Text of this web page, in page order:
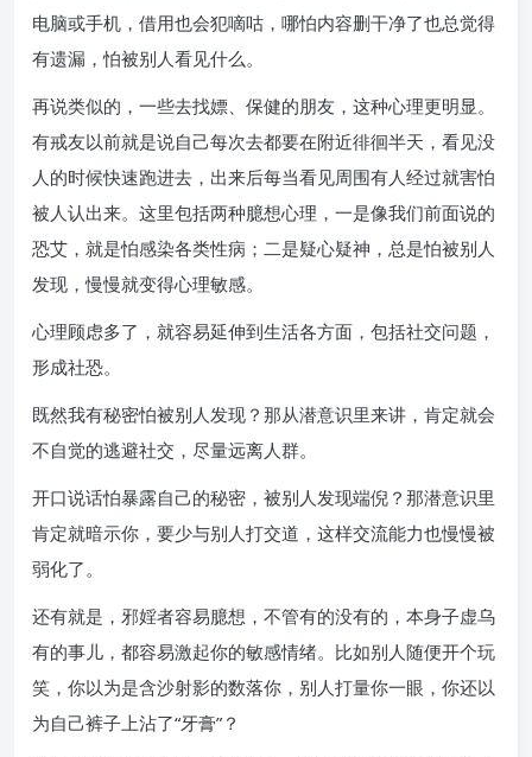
电脑或手机，借用也会犯嘀咕，哪怕内容删干净了也总觉得
有遗漏，怕被别人看见什么。
再说类似的，一些去找嫖、保健的朋友，这种心理更明显。
有戒友以前就是说自己每次去都要在附近徘徊半天，看见没
人的时候快速跑进去，出来后每当看见周围有人经过就害怕
被人认出来。这里包括两种臆想心理，一是像我们前面说的
恐艾，就是怕感染各类性病；二是疑心疑神，总是怕被别人
发现，慢慢就变得心理敏感。
心理顾虑多了，就容易延伸到生活各方面，包括社交问题，
形成社恐。
既然我有秘密怕被别人发现？那从潜意识里来讲，肯定就会
不自觉的逃避社交，尽量远离人群。
开口说话怕暴露自己的秘密，被别人发现端倪？那潜意识里
肯定就暗示你，要少与别人打交道，这样交流能力也慢慢被
弱化了。
还有就是，邪婬者容易臆想，不管有的没有的，本身子虚乌
有的事儿，都容易激起你的敏感情绪。比如别人随便开个玩
笑，你以为是含沙射影的数落你，别人打量你一眼，你还以
为自己裤子上沾了“牙膏”？